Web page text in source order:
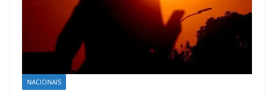
NACIONAIS